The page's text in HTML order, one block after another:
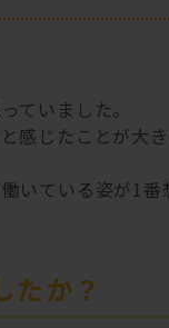
ていました。
感じたことが大
いている姿が1番
たか？